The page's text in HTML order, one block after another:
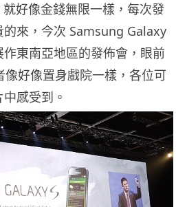
好像金錢無限一樣，每次發
來，今次 Samsung Galaxy
東南亞地區的發佈會，眼前
像好像置身戲院一樣，各位可
感受到。